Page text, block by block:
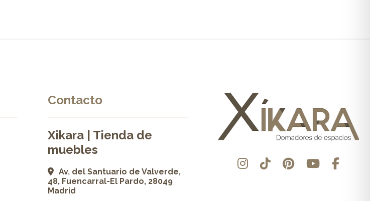
Contacto
Xikara | Tienda de
muebles
Av. del Santuario de Valverde,
48, Fuencarral-El Pardo, 28049
Madrid